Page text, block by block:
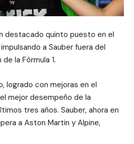
destacado quinto puesto en el
a Sauber fuera del
la Fórmula 1.
logrado con mejoras en el
mejor desempeño de la
tres años. Sauber, ahora en
a Aston Martin y Alpine,